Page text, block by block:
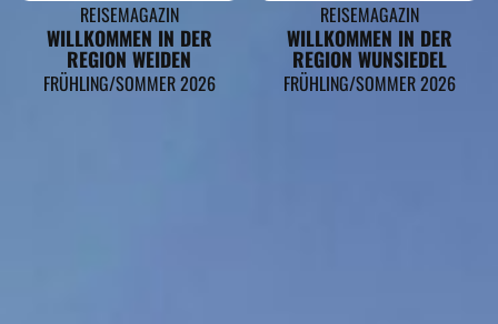
REISEMAGAZIN
WILLKOMMEN IN DER
REGION WEIDEN
FRÜHLING/SOMMER 2026
REISEMAGAZIN
WILLKOMMEN IN DER
REGION WUNSIEDEL
FRÜHLING/SOMMER 2026